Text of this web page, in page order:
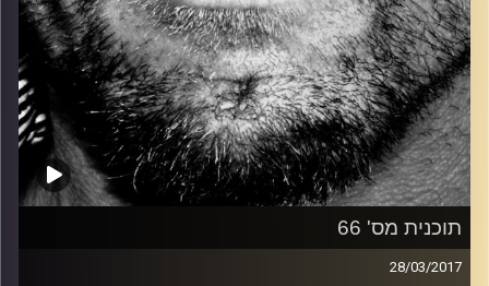
תוכנית מס' 66
28/03/2017